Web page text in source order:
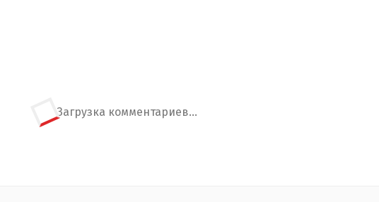
Загрузка комментариев...